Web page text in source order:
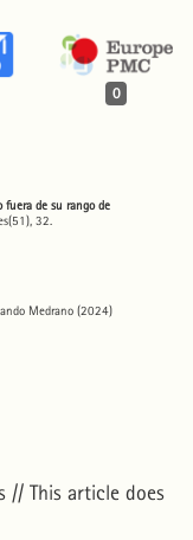
0
fuera de su rango de
32.
Medrano (2024)
del Estero, Argentina.
// This article does